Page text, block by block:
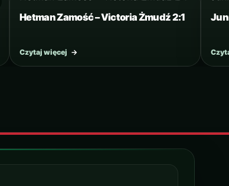
Hetman Zamość – Victoria Żmudź 2:1
Czytaj więcej →